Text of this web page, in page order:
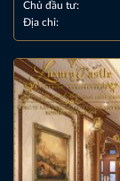
Chủ đầu tư:
Địa chỉ: